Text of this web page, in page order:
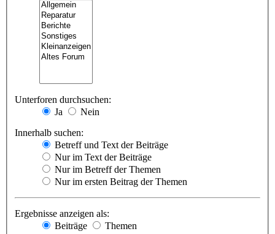
Unterforen durchsuchen:
Ja
Nein
Innerhalb suchen:
Betreff und Text der Beiträge
Nur im Text der Beiträge
Nur im Betreff der Themen
Nur im ersten Beitrag der Themen
Ergebnisse anzeigen als:
Beiträge
Themen